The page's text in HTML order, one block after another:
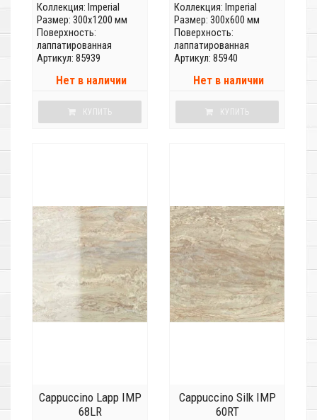
Коллекция: Imperial
Размер: 300x1200 мм
Поверхность:
лаппатированная
Артикул: 85939
Нет в наличии
КУПИТЬ
Коллекция: Imperial
Размер: 300x600 мм
Поверхность:
лаппатированная
Артикул: 85940
Нет в наличии
КУПИТЬ
Cappuccino Lapp IMP
68LR
Cappuccino Silk IMP
60RT